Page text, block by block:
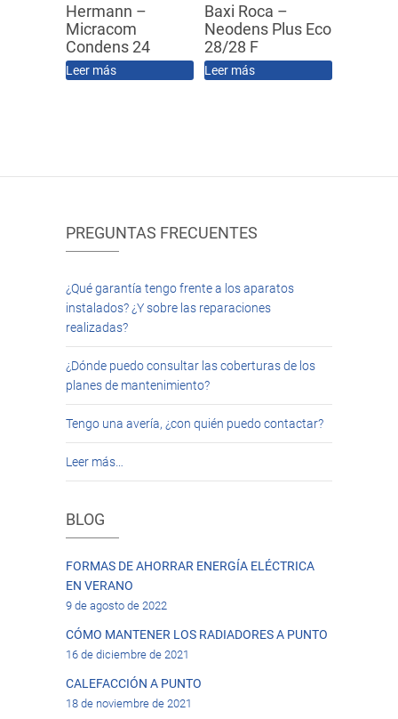
Hermann –
Micracom
Condens 24
Leer más
Baxi Roca –
Neodens Plus Eco
28/28 F
Leer más
PREGUNTAS FRECUENTES
¿Qué garantía tengo frente a los aparatos
instalados? ¿Y sobre las reparaciones
realizadas?
¿Dónde puedo consultar las coberturas de los
planes de mantenimiento?
Tengo una avería, ¿con quién puedo contactar?
Leer más…
BLOG
FORMAS DE AHORRAR ENERGÍA ELÉCTRICA
EN VERANO
9 de agosto de 2022
CÓMO MANTENER LOS RADIADORES A PUNTO
16 de diciembre de 2021
CALEFACCIÓN A PUNTO
18 de noviembre de 2021